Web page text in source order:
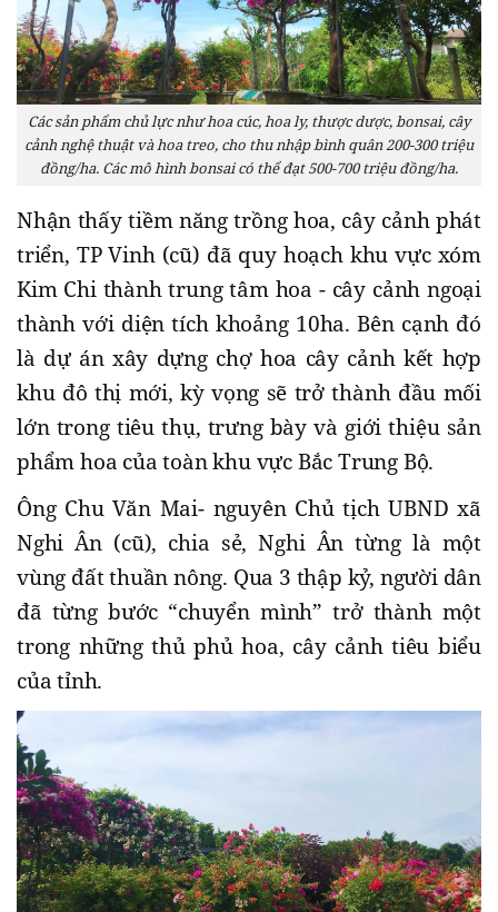
Các sản phẩm chủ lực như hoa cúc, hoa ly, thược dược, bonsai, cây
cảnh nghệ thuật và hoa treo, cho thu nhập bình quân 200-300 triệu
đồng/ha. Các mô hình bonsai có thể đạt 500-700 triệu đồng/ha.
Nhận thấy tiềm năng trồng hoa, cây cảnh phát
triển, TP Vinh (cũ) đã quy hoạch khu vực xóm
Kim Chi thành trung tâm hoa - cây cảnh ngoại
thành với diện tích khoảng 10ha. Bên cạnh đó
là dự án xây dựng chợ hoa cây cảnh kết hợp
khu đô thị mới, kỳ vọng sẽ trở thành đầu mối
lớn trong tiêu thụ, trưng bày và giới thiệu sản
phẩm hoa của toàn khu vực Bắc Trung Bộ.
Ông Chu Văn Mai- nguyên Chủ tịch UBND xã
Nghi Ân (cũ), chia sẻ, Nghi Ân từng là một
vùng đất thuần nông. Qua 3 thập kỷ, người dân
đã từng bước “chuyển mình” trở thành một
trong những thủ phủ hoa, cây cảnh tiêu biểu
của tỉnh.